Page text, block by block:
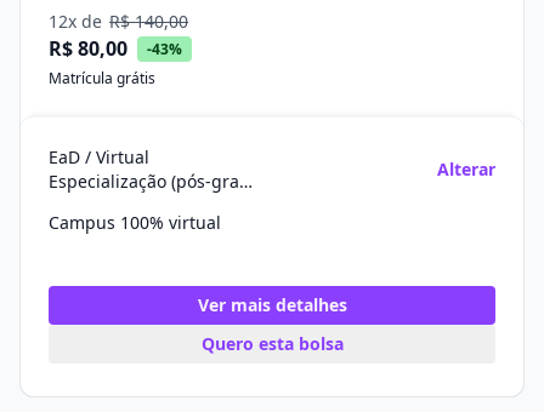
12x de R$ 140,00
R$ 80,00
-43%
Matrícula grátis
EaD / Virtual
Especialização (pós-graduação)
Alterar
Campus 100% virtual
Ver mais detalhes
Quero esta bolsa